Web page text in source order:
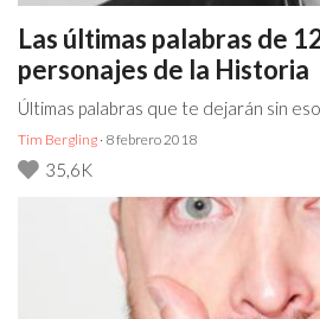
Las últimas palabras de
personajes de la Historia
Últimas palabras que te dejarán sin
Tim Bergling · 8 febrero 2018
35,6K